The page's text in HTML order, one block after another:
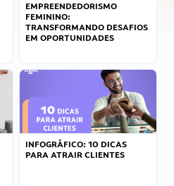
EMPREENDEDORISMO
FEMININO:
TRANSFORMANDO DESAFIOS
EM OPORTUNIDADES
INFOGRÁFICO: 10 DICAS
PARA ATRAIR CLIENTES